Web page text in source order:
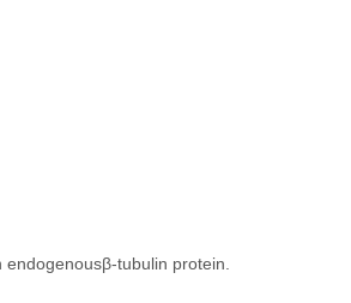
tubulin protein.